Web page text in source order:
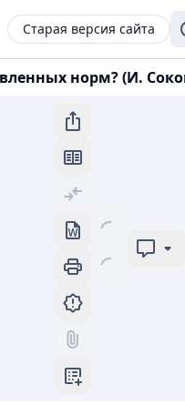
Старая версия сайта
норм? (И.